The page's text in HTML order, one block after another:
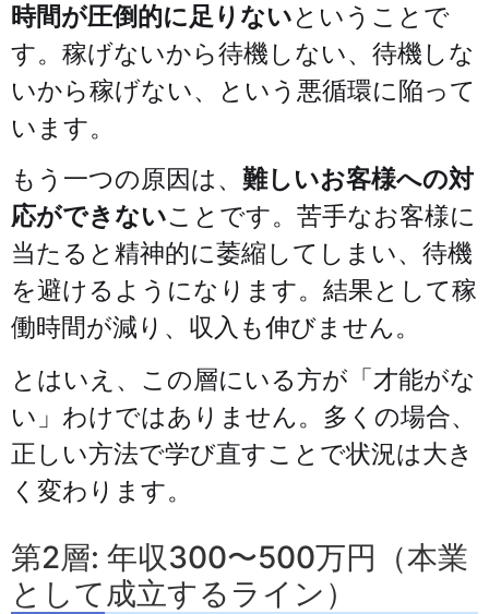
時間が圧倒的に足りないということで
す。稼げないから待機しない、待機しな
いから稼げない、という悪循環に陥って
います。
もう一つの原因は、 難しいお客様への対
応ができないことです。苦手なお客様に
当たると精神的に萎縮してしまい、待機
を避けるようになります。結果として稼
働時間が減り、収入も伸びません。
とはいえ、この層にいる方が「才能がな
い」わけではありません。多くの場合、
正しい方法で学び直すことで状況は大き
く変わります。
第2層: 年収300〜500万円（本業
として成立するライン）